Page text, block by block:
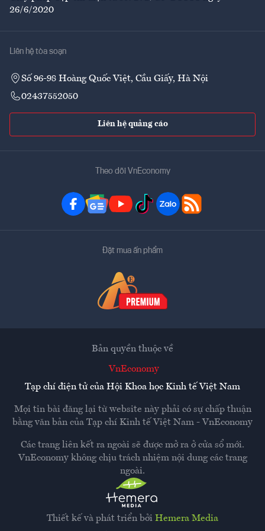
26/6/2020
Liên hệ tòa soạn
Số 96-98 Hoàng Quốc Việt, Cầu Giấy, Hà Nội
02437552050
Liên hệ quảng cáo
Theo dõi VnEconomy
Đặt mua ấn phẩm
Thiết kế và phát triển bởi Hemera Media
Bản quyền thuộc về
VnEconomy
Tạp chí điện tử của Hội Khoa học Kinh tế Việt Nam
Mọi tin bài đăng lại từ website này phải có sự chấp thuận
bằng văn bản của Tạp chí Kinh tế Việt Nam - VnEconomy
Các trang liên kết ra ngoài sẽ được mở ra ở cửa sổ mới.
VnEconomy không chịu trách nhiệm nội dung các trang
ngoài.